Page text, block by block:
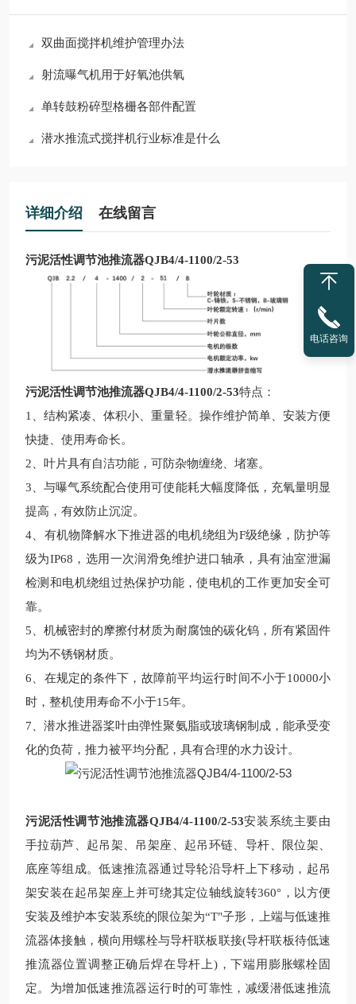
双曲面搅拌机维护管理办法
射流曝气机用于好氧池供氧
单转鼓粉碎型格栅各部件配置
潜水推流式搅拌机行业标准是什么
详细介绍 在线留言
污泥活性调节池推流器QJB4/4-1100/2-53
污泥活性调节池推流器QJB4/4-1100/2-53特点：
1、结构紧凑、体积小、重量轻。操作维护简单、安装方便
快捷、使用寿命长。
2、叶片具有自洁功能，可防杂物缠绕、堵塞。
3、与曝气系统配合使用可使能耗大幅度降低，充氧量明显
提高，有效防止沉淀。
4、 有机物降解水下推进器的电机绕组为F级绝缘，防护等
级为IP68，选用一次润滑免维护进口轴承，具有油室泄漏
检测和电机绕组过热保护功能，使电机的工作更加安全可
靠。
5、机械密封的摩擦付材质为耐腐蚀的碳化钨，所有紧固件
均为不锈钢材质。
6、在规定的条件下，故障前平均运行时间不小于10000小
时，整机使用寿命不小于15年。
7、潜水推进器桨叶由弹性聚氨脂或玻璃钢制成，能承受变
化的负荷，推力被平均分配，具有合理的水力设计。
污泥活性调节池推流器QJB4/4-1100/2-53安装系统主要由
手拉葫芦、起吊架、吊架座、起吊环链、导杆、限位架、
底座等组成。低速推流器通过导轮沿导杆上下移动，起吊
架安装在起吊架座上并可绕其定位轴线旋转360°，以方便
安装及维护本安装系统的限位架为“T"子形，上端与低速推
流器体接触，横向用螺栓与导杆联板联接(导杆联板待低速
推流器位置调整正确后焊在导杆上)，下端用膨胀螺栓固
定。为增加低速推流器运行时的可靠性，减缓潜低速推流
电话咨询